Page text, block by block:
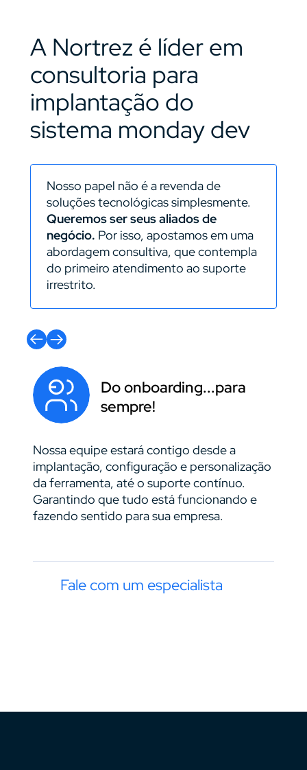
A Nortrez é líder em
consultoria para
implantação do
sistema monday dev
Nosso papel não é a revenda de
soluções tecnológicas simplesmente.
Queremos ser seus aliados de
negócio. Por isso, apostamos em uma
abordagem consultiva, que contempla
do primeiro atendimento ao suporte
irrestrito.
Nossa equipe estará contigo desde a
implantação, configuração e personalização
da ferramenta, até o suporte contínuo.
Garantindo que tudo está funcionando e
fazendo sentido para sua empresa.
Do onboarding...para
sempre!
Fale com um especialista